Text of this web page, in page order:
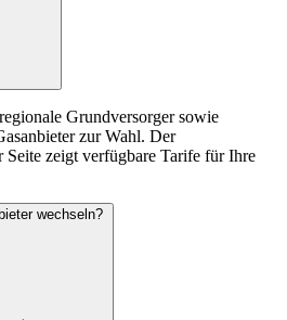
Grundversorger sowie
zur Wahl. Der
Seite zeigt verfügbare Tarife für Ihre
wechseln?